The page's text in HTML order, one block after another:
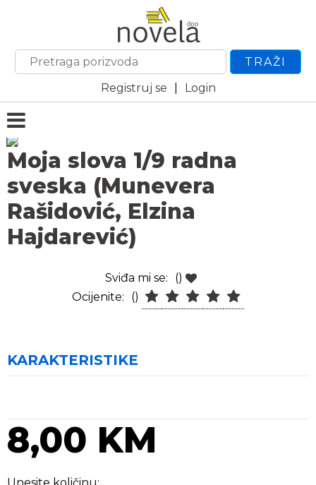
TRAŽI
Registruj se
Login
Moja slova 1/9 radna
sveska (Munevera
Rašidović, Elzina
Hajdarević)
Sviđa mi se:
()
Ocijenite:
()
KARAKTERISTIKE
8,00 KM